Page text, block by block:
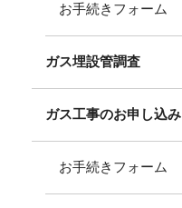
お手続きフォーム
ガス埋設管調査
ガス工事のお申し込み
お手続きフォーム